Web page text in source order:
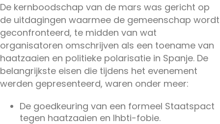
De kernboodschap van de mars was gericht op
de uitdagingen waarmee de gemeenschap wordt
geconfronteerd, te midden van wat
organisatoren omschrijven als een toename van
haatzaaien en politieke polarisatie in Spanje. De
belangrijkste eisen die tijdens het evenement
werden gepresenteerd, waren onder meer:
De goedkeuring van een formeel Staatspact
tegen haatzaaien en lhbti-fobie.